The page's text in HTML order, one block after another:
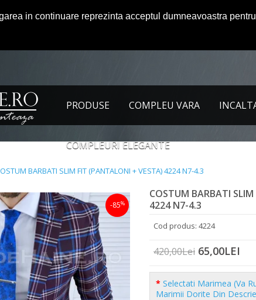
in continuare reprezinta acceptul dumneavoastra
PRODUSE COMPLEU VARA
COMPLEURI ELEGANTE
BARBATI SLIM FIT (PANTALONI + VESTA) 4224 N7-4.3
-85%
COSTUM BARBATI
4224 N7-4.3
Cod produs: 4224
420,00Lei 65,00LEI
Selectati Marimea (Va
Marimii Dorite Din